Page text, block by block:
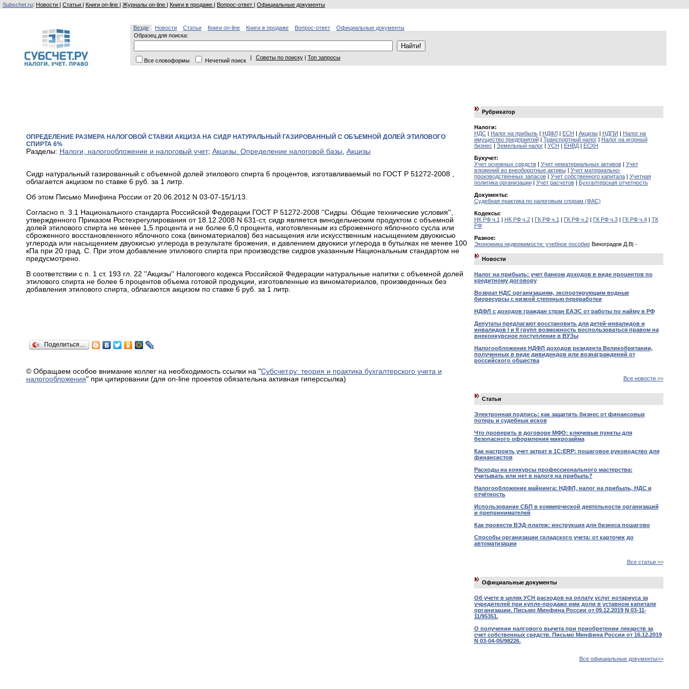
Subschet.ru: Новости | Статьи | Книги on-line | Журналы on-line | Книги в продаже | Вопрос-ответ | Официальные документы
Везде Новости Статьи Книги on-line Книги в продаже Вопрос-ответ
Официальные документы
Образец для поиска:
Все словоформы Нечеткий поиск | Советы по поиску | Топ запросы
ОПРЕДЕЛЕНИЕ РАЗМЕРА НАЛОГОВОЙ СТАВКИ АКЦИЗА НА СИДР НАТУРАЛЬНЫЙ ГАЗИРОВАННЫЙ С ОБЪЕМНОЙ ДОЛЕЙ ЭТИЛОВОГО
СПИРТА 6%
Разделы: Налоги, налогообложение и налоговый учет; Акцизы. Определение налоговой базы, Акцизы
Сидр натуральный газированный с объемной долей этилового спирта 6 процентов, изготавливаемый по ГОСТ Р 51272-2008 ,
облагается акцизом по ставке 6 руб. за 1 литр.
Об этом Письмо Минфина России от 20.06.2012 N 03-07-15/1/13.
Согласно п. 3.1 Национального стандарта Российской Федерации ГОСТ Р 51272-2008 ''Сидры. Общие технические условия'',
утвержденного Приказом Ростехрегулирования от 18.12.2008 N 631-ст, сидр является винодельческим продуктом с объемной
долей этилового спирта не менее 1,5 процента и не более 6,0 процента, изготовленным из сброженного яблочного сусла или
сброженного восстановленного яблочного сока (виноматериалов) без насыщения или искусственным насыщением двуокисью
углерода или насыщением двуокисью углерода в результате брожения, и давлением двуокиси углерода в бутылках не менее 100
кПа при 20 град. С. При этом добавление этилового спирта при производстве сидров указанным Национальным стандартом не
предусмотрено.
В соответствии с п. 1 ст. 193 гл. 22 ''Акцизы'' Налогового кодекса Российской Федерации натуральные напитки с объемной долей
этилового спирта не более 6 процентов объема готовой продукции, изготовленные из виноматериалов, произведенных без
добавления этилового спирта, облагаются акцизом по ставке 6 руб. за 1 литр.
Поделиться…
© Обращаем особое внимание коллег на необходимость ссылки на "Субсчет.ру: теория и практика бухгалтерского учета и
налогообложения" при цитировании (для on-line проектов обязательна активная гиперссылка)
Рубрикатор
Налоги:
НДС| Налог на прибыль| НДФЛ| ЕСН | Акцизы| НДПИ | Налог на
имущество предприятий| Транспортный налог| Налог на игорный
бизнес | Земельный налог| УСН | ЕНВД| ЕСХН
Бухучет:
Учет основных средств| Учет нематериальных активов| Учет
вложений во внеоборотные активы| Учет материально-
производственных запасов| Учет собственного капитала| Учетная
политика организации| Учет расчетов| Бухгалтерская отчетность
Документы:
Судебная практика по налоговым спорам (ФАС)
Кодексы:
НК РФ ч.1 | НК РФ ч.2| ГК РФ ч.1 | ГК РФ ч.2| ГК РФ ч.3| ГК РФ ч.4| ТК
РФ
Разное:
Экономика недвижимости: учебное пособиеВиноградов Д.В| -
Новости
Налог на прибыль: учет банком доходов в виде процентов по
кредитному договору
Возврат НДС организациям, экспортирующим водные
биоресурсы с низкой степенью переработки
НДФЛ с доходов граждан стран ЕАЭС от работы по найму в РФ
Депутаты предлагают восстановить для детей-инвалидов и
инвалидов I и II групп возможность воспользоваться правом на
внеконкурсное поступление в ВУЗы
Налогообложение НДФЛ доходов резидента Великобритании,
полученных в виде дивидендов или вознаграждений от
российского общества
Все новости >>
Статьи
Электронная подпись: как защитить бизнес от финансовых
потерь и судебных исков
Что проверить в договоре МФО: ключевые пункты для
безопасного оформления микрозайма
Как настроить учет затрат в 1С:ERP: пошаговое руководство для
финансистов
Расходы на конкурсы профессионального мастерства:
учитывать или нет в налоге на прибыль?
Налогообложение майнинга: НДФЛ, налог на прибыль, НДС и
отчётность
Использование СБП в коммерческой деятельности организаций
и препринимателей
Как провести ВЭД-платеж: инструкция для бизнеса пошагово
Способы организации складского учета: от карточек до
автоматизации
Все статьи >>
Официальные документы
Об учете в целях УСН расходов на оплату услуг нотариуса за
учредителей при купле-продаже ими доли в уставном капитале
организации. Письмо Минфина России от 09.12.2019 N 03-11-
11/95351.
О получении налгового вычета при приобретении лекарств за
счет собственных средств. Письмо Минфина России от 16.12.2019
N 03-04-05/98226.
Все официальные документы>>